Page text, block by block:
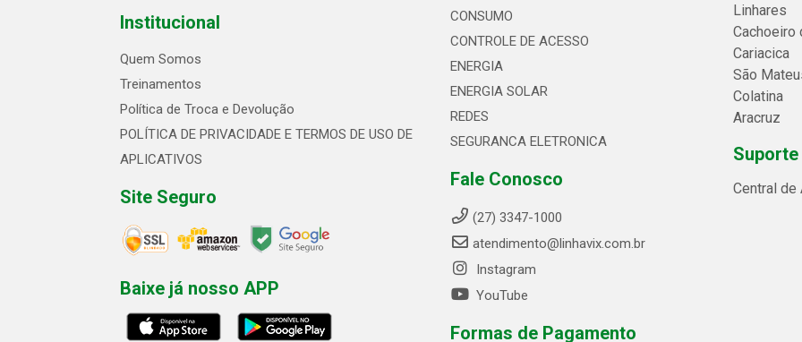
Institucional
Quem Somos
Treinamentos
Política de Troca e Devolução
POLÍTICA DE PRIVACIDADE E TERMOS DE USO DE
APLICATIVOS
Site Seguro
Baixe já nosso APP
CONSUMO
CONTROLE DE ACESSO
ENERGIA
ENERGIA SOLAR
REDES
SEGURANCA ELETRONICA
Fale Conosco
(27) 3347-1000
atendimento@linhavix.com.br
Instagram
YouTube
Formas de Pagamento
Linhares
Cachoeiro
Cariacica
São
Colatina
Aracruz
Central de